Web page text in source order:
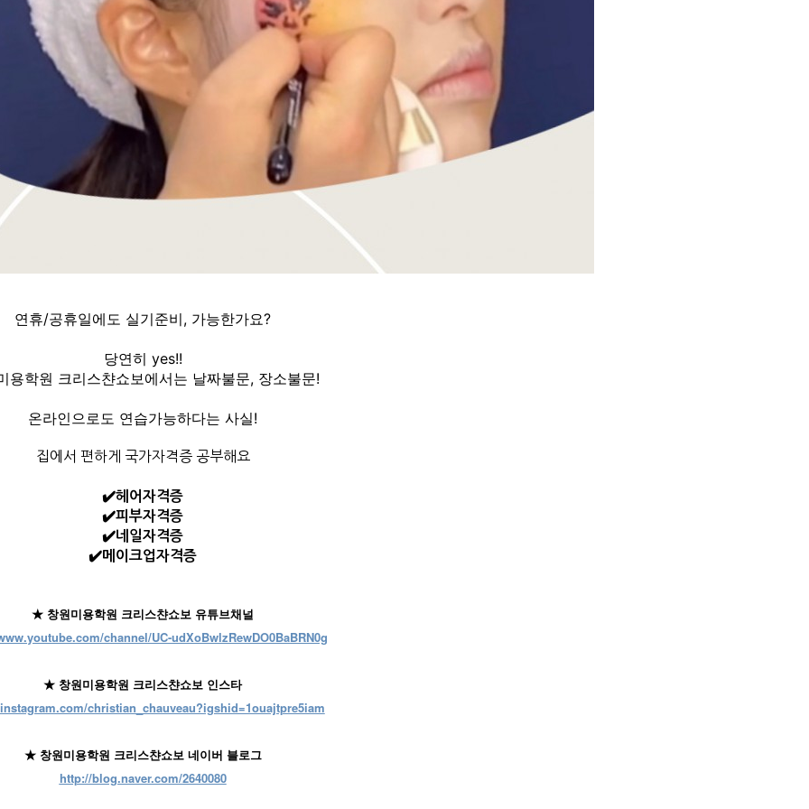
연휴/공휴일에도 실기준비, 가능한가요?
당연히 yes!!
용학원 크리스챤쇼보에서는 날짜불문, 장소불문!
온라인으로도 연습가능하다는 사실!
집에서 편하게 국가자격증 공부해요
✔️헤어자격증
✔️피부자격증
✔️네일자격증
✔️메이크업자격증
★ 창원미용학원 크리스챤쇼보 유튜브채널
channel/UC-udXoBwlzRewDO0BaBRN0g
★ 창원미용학원 크리스챤쇼보 인스타
christian_chauveau?igshid=1ouajtpre5iam
★ 창원미용학원 크리스챤쇼보 네이버 블로그
http://blog.naver.com/2640080